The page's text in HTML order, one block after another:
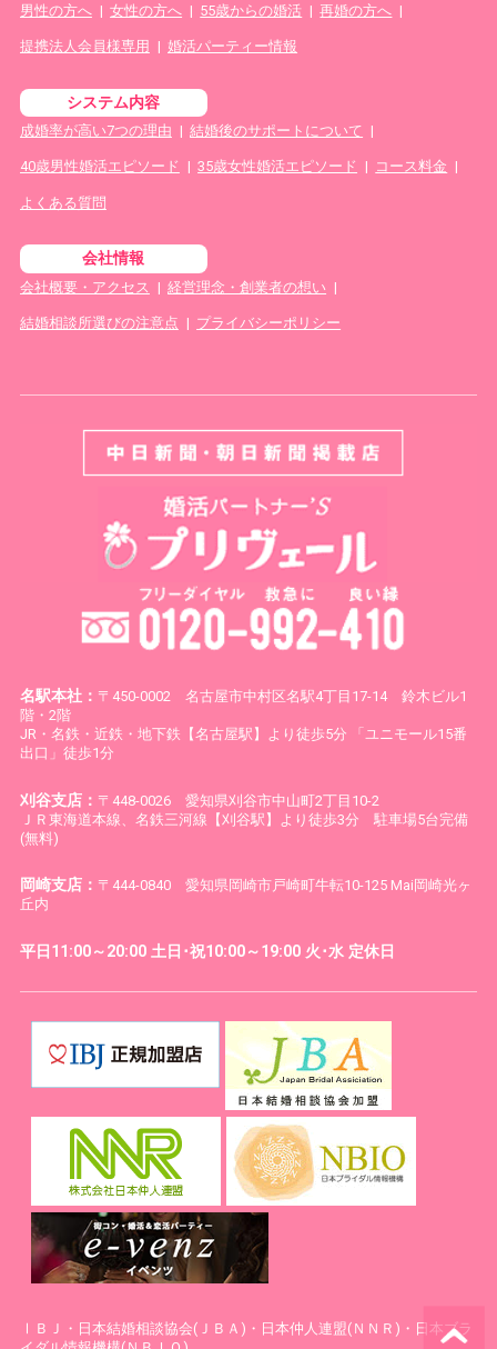
男性の方へ| 女性の方へ | 55歳からの婚活 | 再婚の方へ |
提携法人会員様専用 | 婚活パーティー情報
システム内容
成婚率が高い7つの理由 | 結婚後のサポートについて |
40歳男性婚活エピソード | 35歳女性婚活エピソード | コース料金 |
よくある質問
会社情報
会社概要・アクセス | 経営理念・創業者の想い |
結婚相談所選びの注意点 | プライバシーポリシー
名駅本社： 〒450-0002 名古屋市中村区名駅4丁目17-14 鈴木ビル1
階・2階
JR・名鉄・近鉄・地下鉄【名古屋駅】より徒歩5分 「ユニモール15番
出口」徒歩1分
刈谷支店： 〒448-0026 愛知県刈谷市中山町2丁目10-2
ＪＲ東海道本線、名鉄三河線【刈谷駅】より徒歩3分 駐車場5台完備
(無料)
岡崎支店： 〒444-0840 愛知県岡崎市戸崎町牛転10-125 Mai岡崎光ヶ
丘内
平日11:00～20:00 土日･祝10:00～19:00 火･水 定休日
ⅠＢＪ・日本結婚相談協会(ＪＢＡ)・日本仲人連盟(ＮＮＲ)・日本ブラ